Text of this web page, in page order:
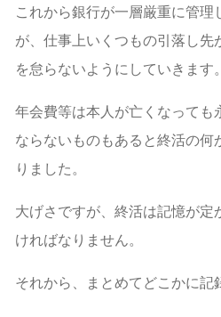
これから銀行が一層厳重に管理
が、仕事上いくつもの引落し先
を怠らないようにしていきます。
年会費等は本人が亡くなっても
ならないものもあると終活の何
りました。
大げさですが、終活は記憶が定
ければなりません。
それから、まとめてどこかに記